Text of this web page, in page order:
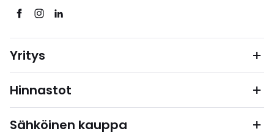
Yritys
Hinnastot
Sähköinen kauppa